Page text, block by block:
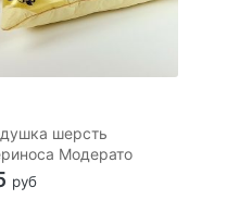
шерсть
Модерато
руб